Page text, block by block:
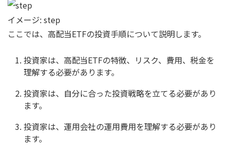
イメージ: step
ここでは、高配当ETFの投資手順について説明します。
投資家は、高配当ETFの特徴、リスク、費用、税金を
理解する必要があります。
投資家は、自分に合った投資戦略を立てる必要があり
ます。
投資家は、運用会社の運用費用を理解する必要があり
ます。